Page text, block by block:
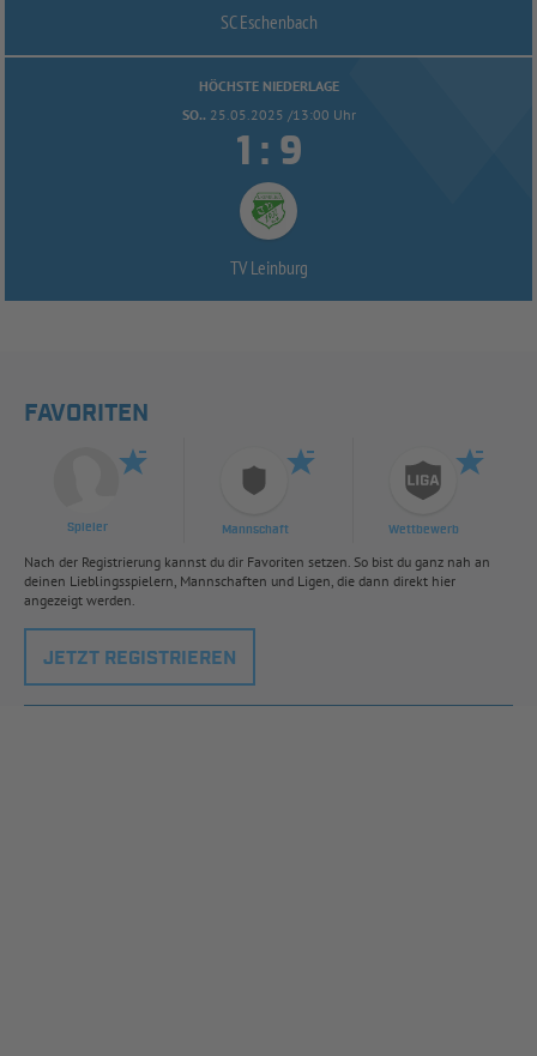
SC Eschenbach
HÖCHSTE NIEDERLAGE
SO.. 25.05.2025 /13:00 Uhr
 : 
TV Leinburg
FAVORITEN
Spieler Mannschaft Wettbewerb
Nach der Registrierung kannst du dir Favoriten setzen. So bist du ganz nah an
deinen Lieblingsspielern, Mannschaften und Ligen, die dann direkt hier
angezeigt werden.
JETZT REGISTRIEREN